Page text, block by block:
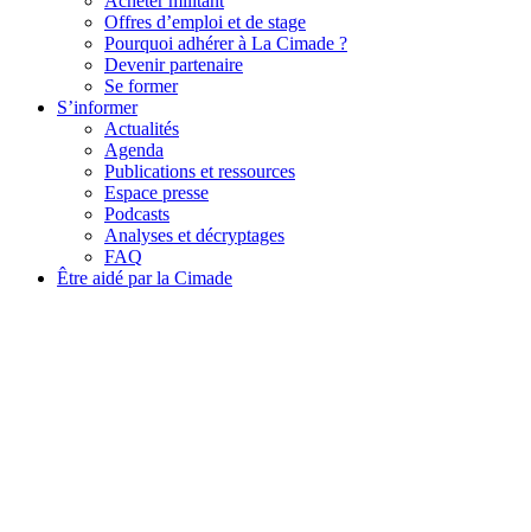
Offres d’emploi et de stage
Pourquoi adhérer à La Cimade ?
Devenir partenaire
Se former
S’informer
Actualités
Agenda
Publications et ressources
Espace presse
Podcasts
Analyses et décryptages
FAQ
Être aidé par la Cimade